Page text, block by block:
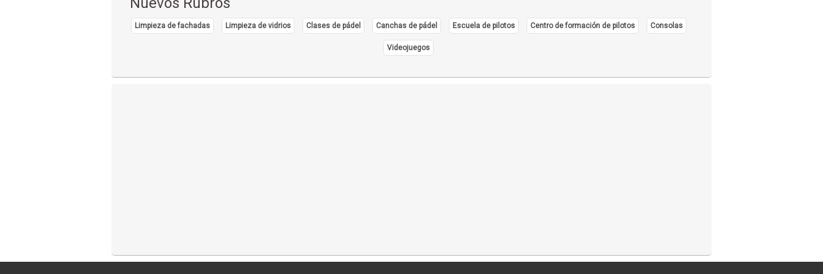
Limpieza de fachadas Limpieza de vidrios Clases de pádel Canchas de pádel Escuela de pilotos Centro de formación de pilotos Consolas
Videojuegos